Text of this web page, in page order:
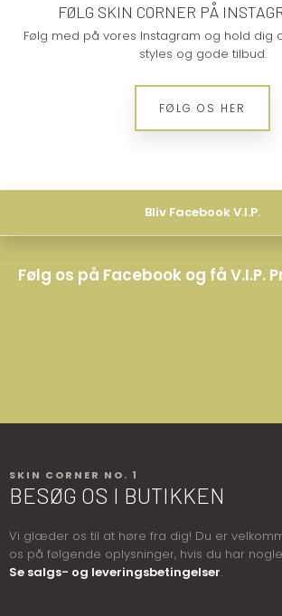
FØLG SKIN CORNER​ PÅ
Følg med på vores Instagram og hold dig
styles og gode tilbud.
​FØLG OS HER
Følg os på Facebook og få V.I.P.
Bliv Facebook V.I.P.
SKIN CORNER NO. 1
BESØG OS I BUTIKKEN
​​​Vi glæder os til at høre fra dig! Du er
os på følgende oplysninger, hvis du har
Se salgs- og leveringsbetingelser.